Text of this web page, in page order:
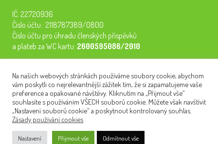
IČ: 22720936
Číslo účtu.: 2118787389/0800
Číslo účtu pro úhradu členských příspěvků
a plateb za WC kartu: 2600595086/2010
semináře, konferenci, plavbu na lodi a WC kartu. Z peněz
tiskneme odborné publikace pro pacienty.
NEWSLETTER
Na našich webových stránkách používáme soubory cookie, abychom
vám poskytli co nejrelevantnější zážitek tím, že si zapamatujeme vaše
preference a opakované návštěvy. Kliknutím na „Přijmout vše“
souhlasíte s používáním VŠECH souborů cookie. Můžete však navštívit
„Nastavení souborů cookie“ a poskytnout kontrolovaný souhlas.
Zásady používání cookies
Nastavení Přijmout vše Odmítnout vše